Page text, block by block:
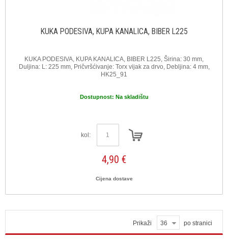
KUKA PODESIVA, KUPA KANALICA, BIBER L225
KUKA PODESIVA, KUPA KANALICA, BIBER L225, Širina: 30 mm,
Duljina: L: 225 mm, Pričvršćivanje: Torx vijak za drvo, Debljina: 4 mm,
HK25_91
Dostupnost: Na skladištu
kol:
4,90 €
Cijena dostave
Prikaži 36 po stranici